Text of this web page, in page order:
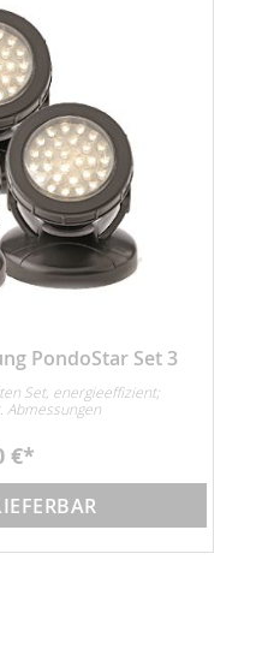
PondoStar Set 3
Set, energieeffizient;
Abmessungen
€